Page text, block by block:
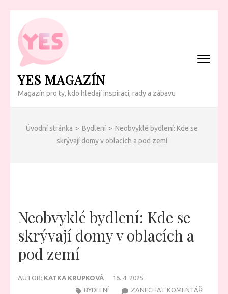
Přeskočit
obsah
(Enter)
YES MAGAZÍN
Magazín pro ty, kdo hledají inspiraci, rady a zábavu
Úvodní stránka > Bydlení > Neobvyklé bydlení: Kde se
skrývají domy v oblacích a pod zemí
Neobvyklé bydlení: Kde se
skrývají domy v oblacích a
pod zemí
AUTOR: KATKA KRUPKOVÁ
16. 4. 2025
ZANECHAT KOMENTÁŘNA
BYDLENÍ